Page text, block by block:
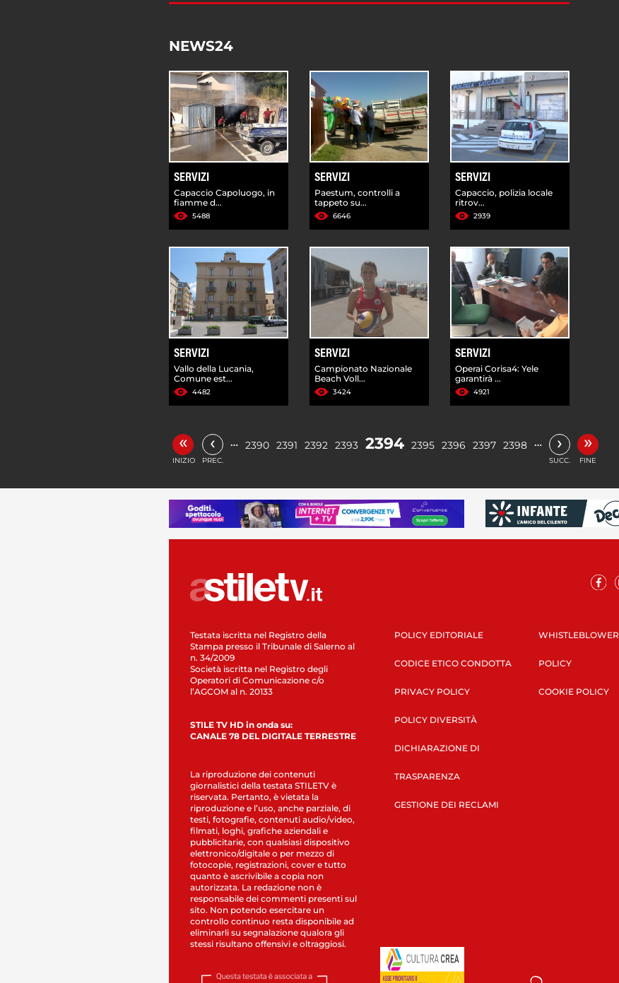
NEWS24
SERVIZI
Capaccio Capoluogo, in
fiamme d...
5488
SERVIZI
Paestum, controlli a
tappeto su...
6646
SERVIZI
Capaccio, polizia locale
ritrov...
2939
SERVIZI
Vallo della Lucania,
Comune est...
4482
SERVIZI
Campionato Nazionale
Beach Voll...
3424
SERVIZI
Operai Corisa4: Yele
garantirà ...
4921
«
INIZIO
‹
PREC.
… 2390 2391 2392 2393 2394 2395 2396 2397 2398 … ›
SUCC.
»
FINE
Testata iscritta nel Registro della
Stampa presso il Tribunale di Salerno al
n. 34/2009
Società iscritta nel Registro degli
Operatori di Comunicazione c/o
l’AGCOM al n. 20133
STILE TV HD in onda su:
CANALE 78 DEL DIGITALE TERRESTRE
La riproduzione dei contenuti
giornalistici della testata STILETV è
riservata. Pertanto, è vietata la
riproduzione e l’uso, anche parziale, di
testi, fotografie, contenuti audio/video,
filmati, loghi, grafiche aziendali e
pubblicitarie, con qualsiasi dispositivo
elettronico/digitale o per mezzo di
fotocopie, registrazioni, cover e tutto
quanto è ascrivibile a copia non
autorizzata. La redazione non è
responsabile dei commenti presenti sul
sito. Non potendo esercitare un
controllo continuo resta disponibile ad
eliminarli su segnalazione qualora gli
stessi risultano offensivi e oltraggiosi.
POLICY EDITORIALE
CODICE ETICO CONDOTTA
PRIVACY POLICY
POLICY DIVERSITÀ
DICHIARAZIONE DI
TRASPARENZA
GESTIONE DEI RECLAMI
WHISTLEBLOWER
POLICY
COOKIE POLICY